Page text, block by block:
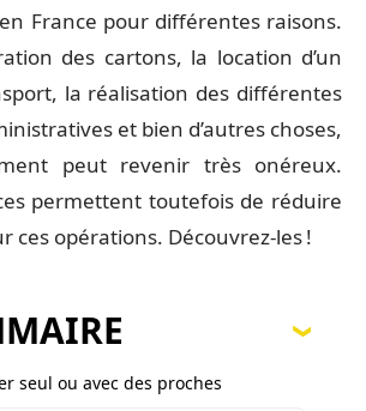
France pour différentes raisons.
des cartons, la location d’un
la réalisation des différentes
et bien d’autres choses,
peut revenir très onéreux.
permettent toutefois de réduire
ces opérations. Découvrez-les !
seul ou avec des proches